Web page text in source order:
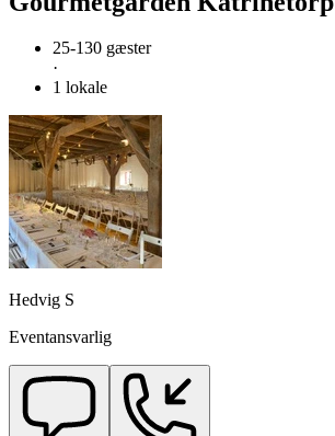
25-130 gæster
·
1 lokale
Hedvig S
Eventansvarlig